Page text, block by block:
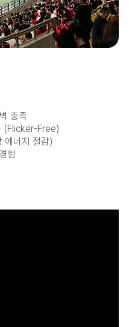
충족
(Flicker-Free)
에너지 절감)
험